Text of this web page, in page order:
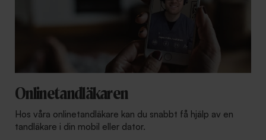
Onlinetandläkaren
Hos våra onlinetandläkare kan du snabbt få hjälp av en
tandläkare i din mobil eller dator.